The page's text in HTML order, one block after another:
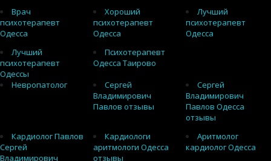
Врач
психотерапевт
Одесса
Хороший
психотерапевт
Одесса
Лучший
психотерапевт
Одесса
Лучший
психотерапевт
Одессы
Психотерапевт
Одесса Таирово
Невропатолог
Сергей
Владимирович
Павлов отзывы
Сергей
Владимирович
Павлов Одесса
отзывы
Кардиолог Павлов
Сергей
Владимирович
Кардиологи
аритмологи Одесса
отзывы
Аритмолог
кардиолог Одесса